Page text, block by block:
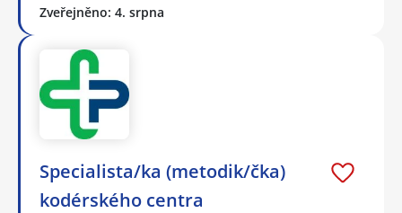
Zveřejněno: 4. srpna
Specialista/ka (metodik/čka)
kodérského centra